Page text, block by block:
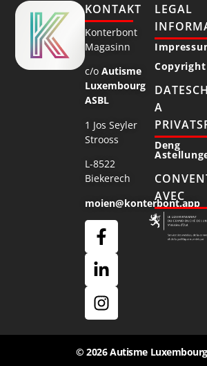
KONTAKT
Konterbont
Magasinn
c/oAutisme
Luxembourg
ASBL
1 Jos Seyler
Strooss
L-8522
Biekerech
moien@konterbont.app
LEGAL
Copyright
A
Deng
AVEC
© 2026 Autisme